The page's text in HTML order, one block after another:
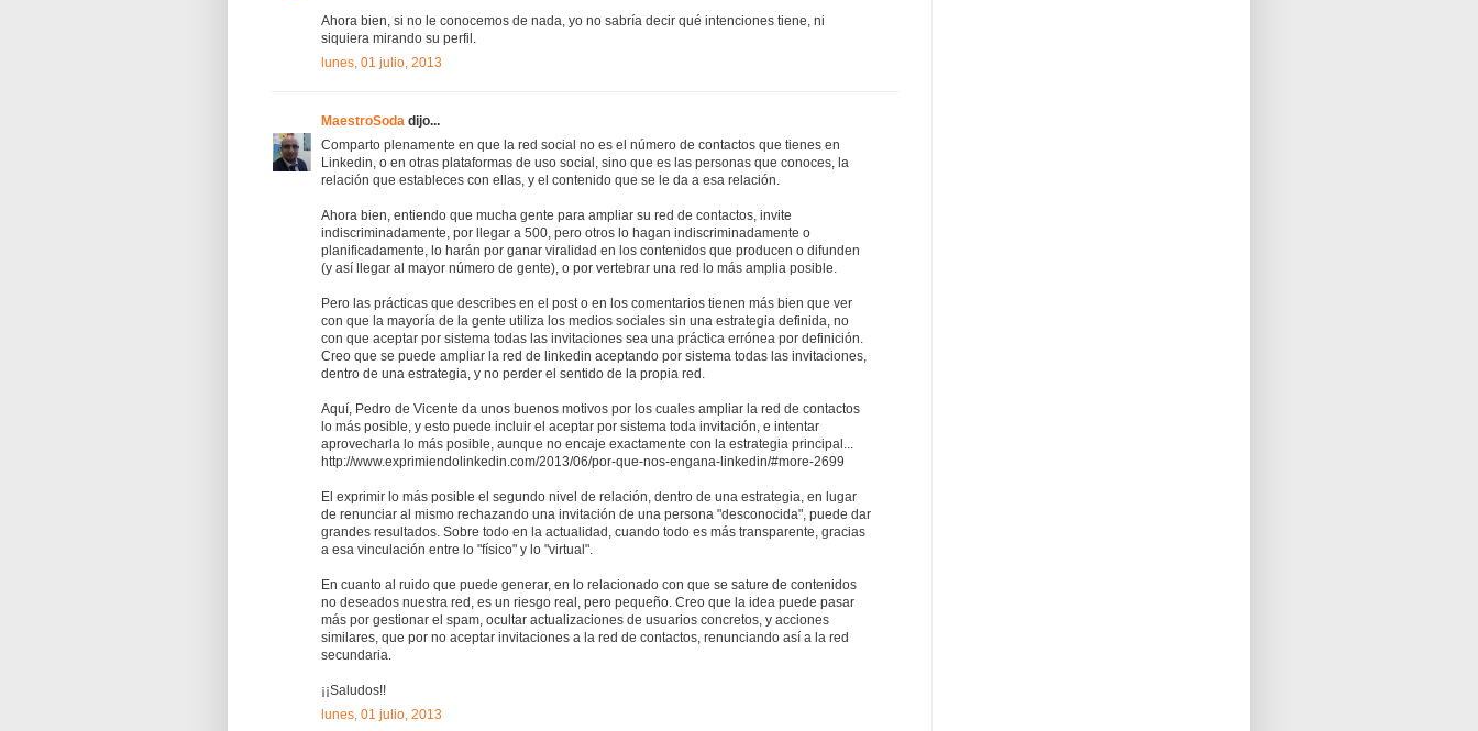
Ahora bien, si no le conocemos de nada, yo no sabría decir qué intenciones tiene, ni
siquiera mirando su perfil.
lunes, 01 julio, 2013
MaestroSoda dijo...
Comparto plenamente en que la red social no es el número de contactos que tienes en
Linkedin, o en otras plataformas de uso social, sino que es las personas que conoces, la
relación que estableces con ellas, y el contenido que se le da a esa relación.
Ahora bien, entiendo que mucha gente para ampliar su red de contactos, invite
indiscriminadamente, por llegar a 500, pero otros lo hagan indiscriminadamente o
planificadamente, lo harán por ganar viralidad en los contenidos que producen o difunden
(y así llegar al mayor número de gente), o por vertebrar una red lo más amplia posible.
Pero las prácticas que describes en el post o en los comentarios tienen más bien que ver
con que la mayoría de la gente utiliza los medios sociales sin una estrategia definida, no
con que aceptar por sistema todas las invitaciones sea una práctica errónea por definición.
Creo que se puede ampliar la red de linkedin aceptando por sistema todas las invitaciones,
dentro de una estrategia, y no perder el sentido de la propia red.
Aquí, Pedro de Vicente da unos buenos motivos por los cuales ampliar la red de contactos
lo más posible, y esto puede incluir el aceptar por sistema toda invitación, e intentar
aprovecharla lo más posible, aunque no encaje exactamente con la estrategia principal...
http://www.exprimiendolinkedin.com/2013/06/por-que-nos-engana-linkedin/#more-2699
El exprimir lo más posible el segundo nivel de relación, dentro de una estrategia, en lugar
de renunciar al mismo rechazando una invitación de una persona "desconocida", puede dar
grandes resultados. Sobre todo en la actualidad, cuando todo es más transparente, gracias
a esa vinculación entre lo "físico" y lo "virtual".
En cuanto al ruido que puede generar, en lo relacionado con que se sature de contenidos
no deseados nuestra red, es un riesgo real, pero pequeño. Creo que la idea puede pasar
más por gestionar el spam, ocultar actualizaciones de usuarios concretos, y acciones
similares, que por no aceptar invitaciones a la red de contactos, renunciando así a la red
secundaria.
¡¡Saludos!!
lunes, 01 julio, 2013